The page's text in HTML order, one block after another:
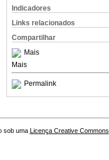
Indicadores
Links relacionados
Compartilhar
Mais
Mais
Permalink
sob uma Licença Creative Commons